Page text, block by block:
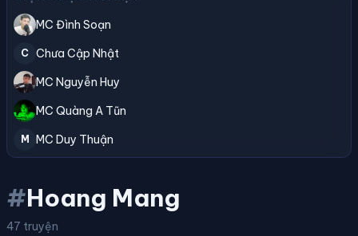
MC Đình Soạn
C Chưa Cập Nhật
MC Nguyễn Huy
MC Quàng A Tũn
M MC Duy Thuận
#Hoang Mang
47 truyện